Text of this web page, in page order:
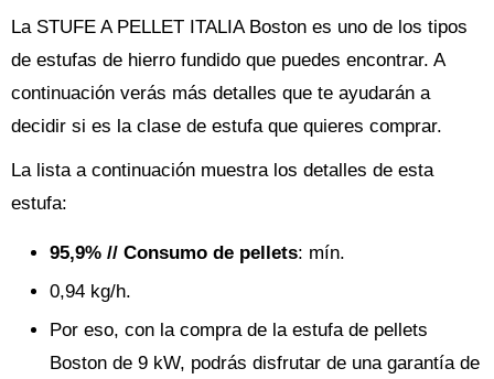
La STUFE A PELLET ITALIA Boston es uno de los tipos
de estufas de hierro fundido que puedes encontrar. A
continuación verás más detalles que te ayudarán a
decidir si es la clase de estufa que quieres comprar.
La lista a continuación muestra los detalles de esta
estufa:
95,9% // Consumo de pellets: mín.
0,94 kg/h.
Por eso, con la compra de la estufa de pellets
Boston de 9 kW, podrás disfrutar de una garantía de